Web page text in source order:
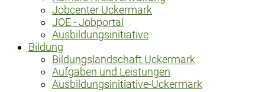
Jobcenter Uckermark
JOE - Jobportal
Ausbildungsinitiative
Bildung
Bildungslandschaft Uckermark
Aufgaben und Leistungen
Ausbildungsinitiative-Uckermark